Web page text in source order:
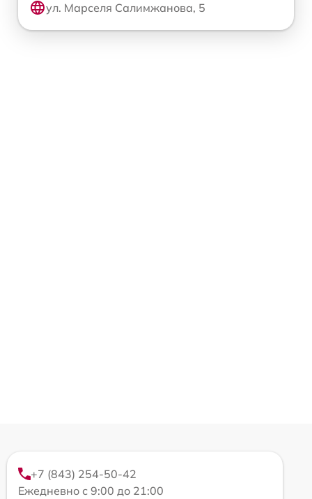
ул. Марселя Салимжанова, 5
+7 (843) 254-50-42
Ежедневно с 9:00 до 21:00